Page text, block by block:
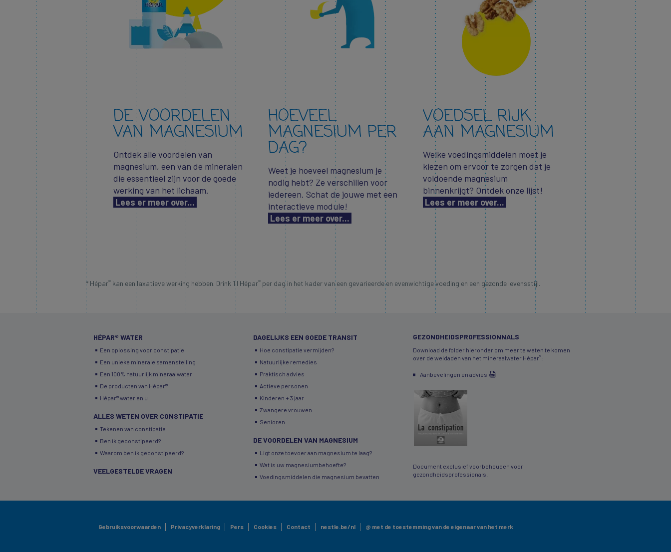
DE VOORDELEN
VAN MAGNESIUM
Ontdek alle voordelen van
magnesium, een van de mineralen
die essentieel zijn voor de goede
werking van het lichaam.
Lees er meer over...
HOEVEEL
MAGNESIUM PER
DAG?
Weet je hoeveel magnesium je
nodig hebt? Ze verschillen voor
iedereen. Schat de jouwe met een
interactieve module!
Lees er meer over...
VOEDSEL RIJK
AAN MAGNESIUM
Welke voedingsmiddelen moet je
kiezen om ervoor te zorgen dat je
voldoende magnesium
binnenkrijgt? Ontdek onze lijst!
Lees er meer over...
* Hépar® kan een laxatieve werking hebben. Drink 1 l Hépar® per dag in het kader van een gevarieerde en evenwichtige voeding en een gezonde levensstijl.
HÉPAR® WATER
Een oplossing voor constipatie
Een unieke minerale samenstelling
Een 100% natuurlijk mineraalwater
De producten van Hépar®
Hépar® water en u
ALLES WETEN OVER CONSTIPATIE
Tekenen van constipatie
Ben ik geconstipeerd?
Waarom ben ik geconstipeerd?
VEELGESTELDE VRAGEN
DAGELIJKS EEN GOEDE TRANSIT
Hoe constipatie vermijden?
Natuurlijke remedies
Praktisch advies
Actieve personen
Kinderen + 3 jaar
Zwangere vrouwen
Senioren
DE VOORDELEN VAN MAGNESIUM
Ligt onze toevoer aan magnesium te laag?
Wat is uw magnesiumbehoefte?
Voedingsmiddelen die magnesium bevatten
GEZONDHEIDSPROFESSIONNALS
Download de folder hieronder om meer te weten te komen
over de weldaden van het mineraalwater Hépar®:
Aanbevelingen en advies
Document exclusief voorbehouden voor
gezondheidsprofessionals.
Gebruiksvoorwaarden Privacyverklaring Pers Cookies Contact nestle.be/nl @ met de toestemming van de eigenaar van het merk